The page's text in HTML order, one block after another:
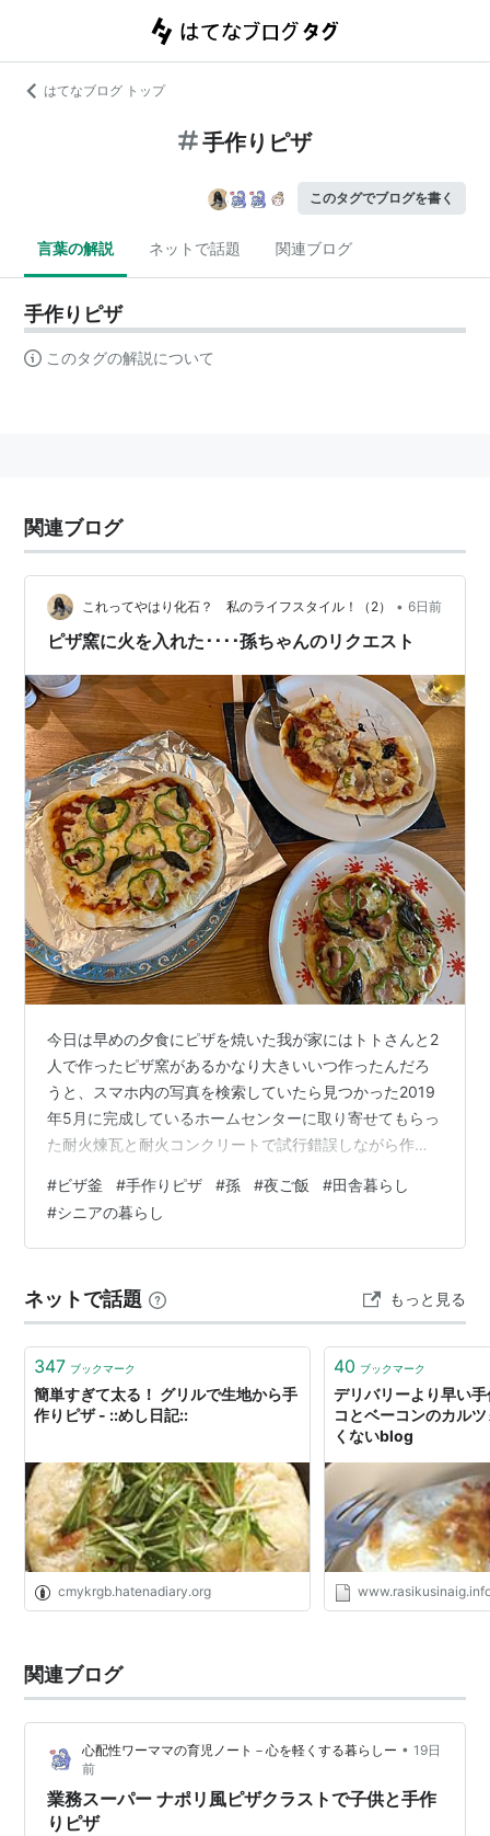
はてなブログ トップ
手作りピザ
このタグでブログを書く
言葉の解説 ネットで話題 関連ブログ
手作りピザ
このタグの解説について
関連ブログ
これってやはり化石？ 私のライフスタイル！（2） • 6日前
ピザ窯に火を入れた････孫ちゃんのリクエスト
今日は早めの夕食にピザを焼いた我が家にはトトさんと2
人で作ったピザ窯があるかなり大きいいつ作ったんだろ
うと、スマホ内の写真を検索していたら見つかった2019
年5月に完成しているホームセンターに取り寄せてもらっ
た耐火煉瓦と耐火コンクリートで試行錯誤しながら作っ
に薪を入れて窯を熱くした窯担当のトトさんは汗びっし
ょりでもやはりオーブンで焼くのよりはるかに美味しい
夕方ピザの準備をしていて、孫ちゃん1が私に言う👩‍🦰 バ
私、ケチャップのピザなんて嫌なんだけど🧓🏻 バァバも
ケチャップのピザなんて食べた…
#ビザ釜 #手作りピザ #孫 #夜ご飯 #田舎暮らし
#シニアの暮らし
ネットで話題 もっと見る
347 ブックマーク
簡単すぎて太る！ グリルで生地から手
作りピザ - ::めし日記::
cmykrgb.hatenadiary.org
40 ブックマーク
デリバリーより早い
コとベーコンのカル
くないblog
関連ブログ
心配性ワーママの育児ノート－心を軽くする暮らしー • 19日
前
業務スーパー ナポリ風ピザクラストで子供と手作
りピザ